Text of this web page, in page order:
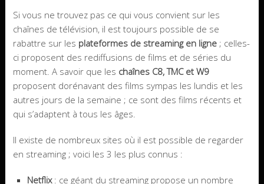
Si vous ne trouvez pas ce qui vous convient sur les
chaînes de télévision, il est toujours possible de se
rabattre sur les plateformes de streaming en ligne; celles-
ci proposent des rediffusions de films et de séries du
moment. A savoir que les chaînes C8, TMC et W9
proposent dorénavant des films sympas les lundis et les
autres jours de la semaine ; ce sont des films récents et
qui s’adaptent à tous les âges.
Il existe de nombreux sites où il est possible de regarder
en streaming ; voici les 3 les plus connus :
Netflix : ce géant du streaming propose un nombre